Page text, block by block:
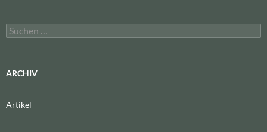
Suchen
nach:
ARCHIV
Artikel